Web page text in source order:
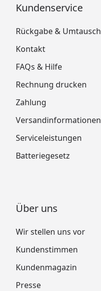
Kundenservice
Rückgabe & Umtausch
Kontakt
FAQs & Hilfe
Rechnung drucken
Zahlung
Versandinformationen
Serviceleistungen
Batteriegesetz
Über uns
Wir stellen uns vor
Kundenstimmen
Kundenmagazin
Presse